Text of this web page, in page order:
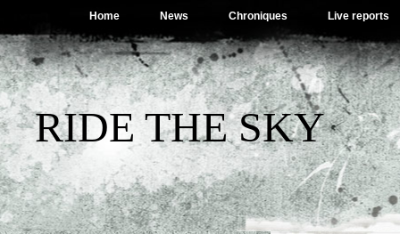
Home News Chroniques Live reports
RIDE THE SKY